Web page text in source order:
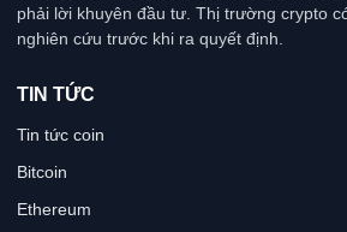
phải lời khuyên đầu tư. Thị trường crypto
nghiên cứu trước khi ra quyết định.
TIN TỨC
Tin tức coin
Bitcoin
Ethereum